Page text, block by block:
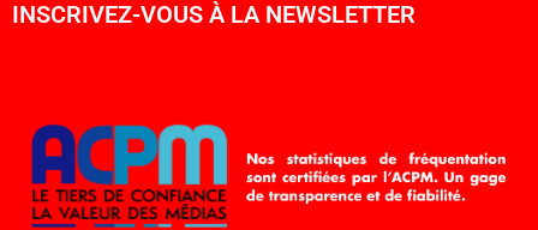
INSCRIVEZ-VOUS À LA NEWSLETTER